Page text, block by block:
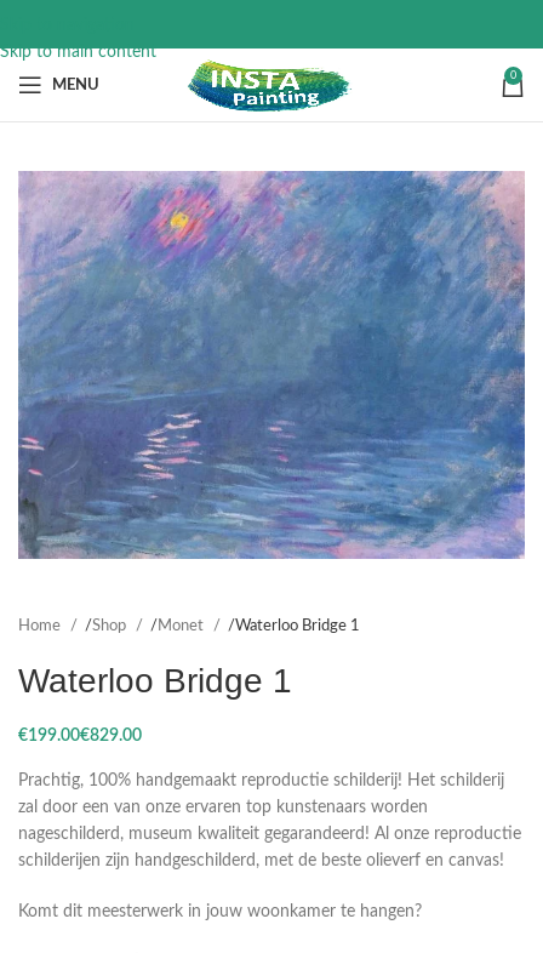
Skip to main content
MENU
0
Home Shop Monet Waterloo Bridge 1
Waterloo Bridge 1
€ €
Prachtig, 100% handgemaakt reproductie schilderij! Het schilderij
zal door een van onze ervaren top kunstenaars worden
nageschilderd, museum kwaliteit gegarandeerd! Al onze reproductie
schilderijen zijn handgeschilderd, met de beste olieverf en canvas!
Komt dit meesterwerk in jouw woonkamer te hangen?